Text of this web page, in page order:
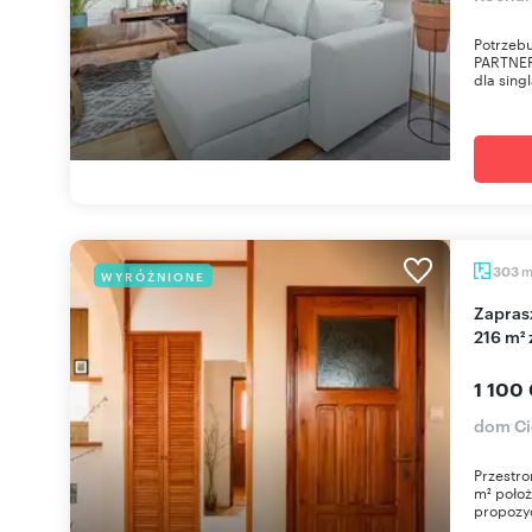
dla
WYRÓŻNIONE 303 m
Zapraszam do obejrzenia przestronnego domu
216
1 100
dom
m²